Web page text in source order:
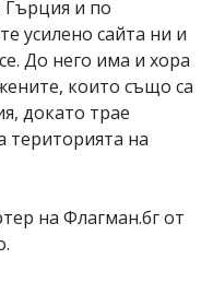
и по
усилено сайта ни и
До него има и хора
които също са
докато трае
територията на
на Флагман.бг от